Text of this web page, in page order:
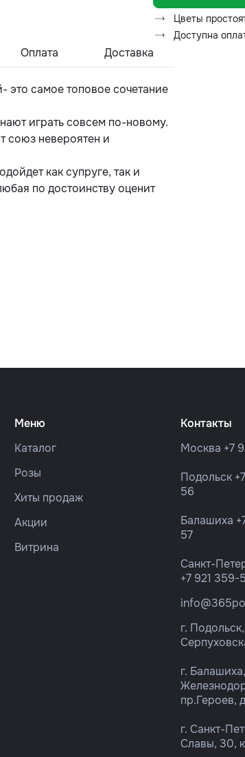
Цветы
Доступна
Оплата Доставка
самое топовое сочетание
играть совсем по-новому.
союз невероятен и
как супруге, так и
по достоинству оценит
Меню
Каталог
Розы
Хиты продаж
Акции
Витрина
Контакты
Москва +7
Подольск
56
Балашиха
57
Санкт-
+7 921 359-
г.
г.
пр.Героев,
г. Санкт-
Славы, 30,